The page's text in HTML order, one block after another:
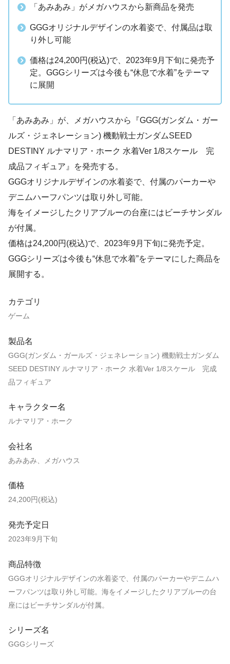
「あみあみ」がメガハウスから新商品を発売
GGGオリジナルデザインの水着姿で、付属品は取
り外し可能
価格は24,200円(税込)で、2023年9月下旬に発売予
定。GGGシリーズは今後も“休息で水着”をテーマ
に展開
「あみあみ」が、メガハウスから『GGG(ガンダム・ガー
ルズ・ジェネレーション) 機動戦士ガンダムSEED
DESTINY ルナマリア・ホーク 水着Ver 1/8スケール 完
成品フィギュア』を発売する。
GGGオリジナルデザインの水着姿で、付属のパーカーや
デニムハーフパンツは取り外し可能。
海をイメージしたクリアブルーの台座にはビーチサンダル
が付属。
価格は24,200円(税込)で、2023年9月下旬に発売予定。
GGGシリーズは今後も“休息で水着”をテーマにした商品を
展開する。
カテゴリ
ゲーム
製品名
GGG(ガンダム・ガールズ・ジェネレーション) 機動戦士ガンダム
SEED DESTINY ルナマリア・ホーク 水着Ver 1/8スケール 完成
品フィギュア
キャラクター名
ルナマリア・ホーク
会社名
あみあみ、メガハウス
価格
24,200円(税込)
発売予定日
2023年9月下旬
商品特徴
GGGオリジナルデザインの水着姿で、付属のパーカーやデニムハ
ーフパンツは取り外し可能。海をイメージしたクリアブルーの台
座にはビーチサンダルが付属。
シリーズ名
GGGシリーズ